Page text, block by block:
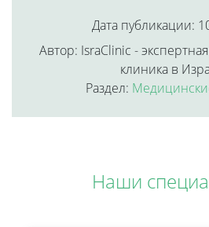
Дата публикации:
Автор: IsraClinic -
клиника в
Раздел:
Наши